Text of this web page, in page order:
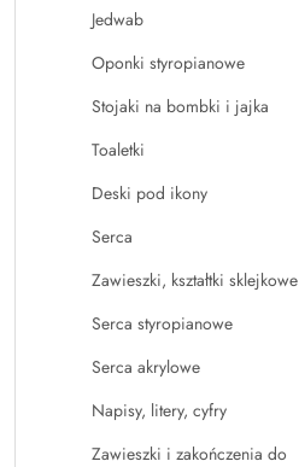
Jedwab
Oponki styropianowe
Stojaki na bombki i jajka
Toaletki
Deski pod ikony
Serca
Zawieszki, kształtki sklejkowe
Serca styropianowe
Serca akrylowe
Napisy, litery, cyfry
Zawieszki i zakończenia do